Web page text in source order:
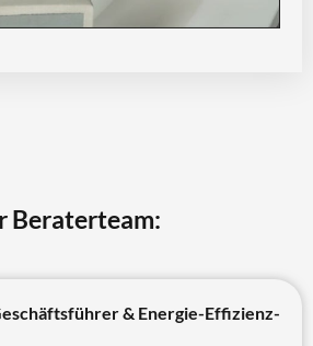
Beraterteam:
& Energie-Effizienz-